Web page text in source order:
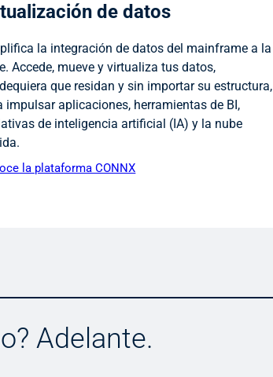
de datos
la integración de datos del mainframe a la
Accede, mueve y virtualiza tus datos,
que residan y sin importar su estructura,
impulsar aplicaciones, herramientas de BI,
de inteligencia artificial (IA) y la nube
la plataforma CONNX
Adelante.